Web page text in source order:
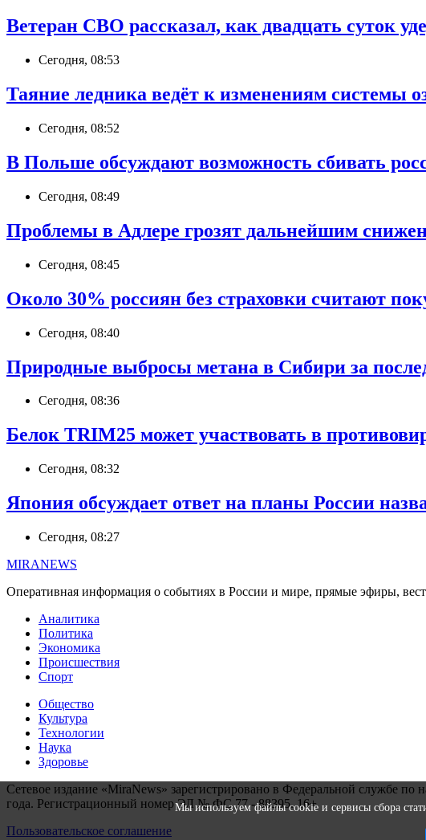
Ветеран СВО рассказал, как двадцать суток
Сегодня, 08:53
Таяние ледника ведёт к изменениям системы
Сегодня, 08:52
В Польше обсуждают возможность сбивать
Сегодня, 08:49
Проблемы в Адлере грозят дальнейшим
Сегодня, 08:45
Около 30% россиян без страховки считают
Сегодня, 08:40
Природные выбросы метана в Сибири за
Сегодня, 08:36
Белок TRIM25 может участвовать в
Сегодня, 08:32
Япония обсуждает ответ на планы России
Сегодня, 08:27
MIRANEWS
Оперативная информация о событиях в России и мире, прямые эфиры,
Аналитика
Политика
Экономика
Происшествия
Спорт
Общество
Культура
Технологии
Наука
Здоровье
Сетевое издание «MiraNews» зарегистрировано в Федеральной службе
года. Регистрационный номер ЭЛ № ФС 77 - 88395. 16+
Пользовательское соглашение
Мы используем файлы cookie и сервисы сбора